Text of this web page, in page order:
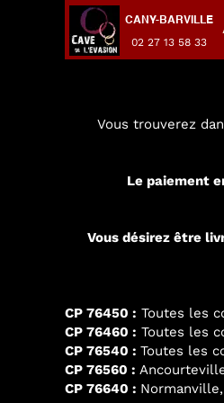
CANY-BARVILLE
02 27 13 58 33
Vous trouverez
Le paiement
Vous désirez être
CP 76450 : Toutes les
CP 76460 : Toutes les
CP 76540 : Toutes les
CP 76560 :
CP 76640 :